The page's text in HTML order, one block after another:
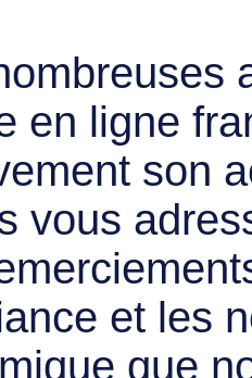
en ligne
son
vous
et les
que